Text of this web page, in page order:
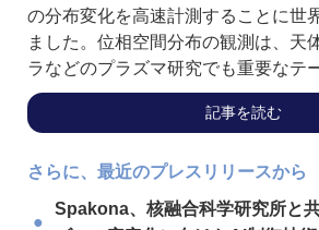
の分布変化を高速計測することに世
ました。位相空間分布の観測は、天
ラなどのプラズマ研究でも重要なテ
記事を読む
さらに、最近のプレスリリースから
●
Spakona、核融合科学研究所と